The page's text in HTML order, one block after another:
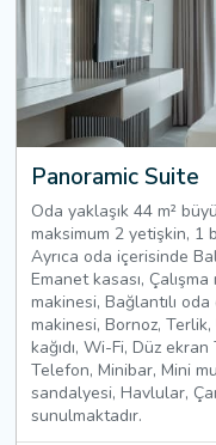
Panoramic Suite
Oda yaklaşık 44 m²
maksimum 2 yetişkin, 1
Ayrıca oda içerisinde
Emanet kasası,
makinesi, Bağlantılı
makinesi, Bornoz,
kağıdı, Wi-Fi, Düz
Telefon, Minibar, Mini
sandalyesi, Havlular,
sunulmaktadır.